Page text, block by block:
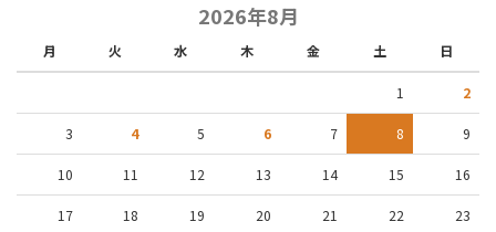
2026年8月
月 火 水 木 金 土 日
1 2
3 4 5 6 7 8 9
10 11 12 13 14 15 16
17 18 19 20 21 22 23